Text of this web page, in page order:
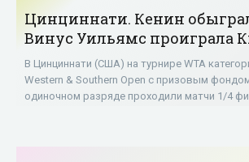
Цинциннати. Кенин
Винус Уильямс проиграла
финала - «ТЕННИС»
В Цинциннати (США) на турнире WTA
Western & Southern Open с призовым
одиночном разряде проходили матчи 1/4